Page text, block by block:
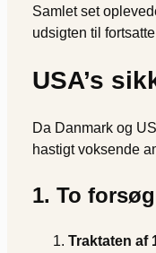
Samlet set
udsigten til
USA’s
Da Danmark og
hastigt voksende
1. To
Traktaten af